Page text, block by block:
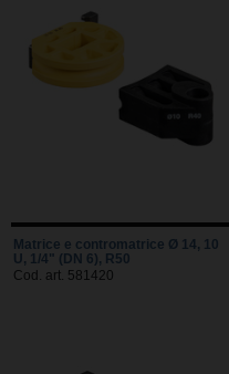
Matrice e contromatrice Ø 14, 10
U, 1/4" (DN 6), R50
Cod. art. 581420